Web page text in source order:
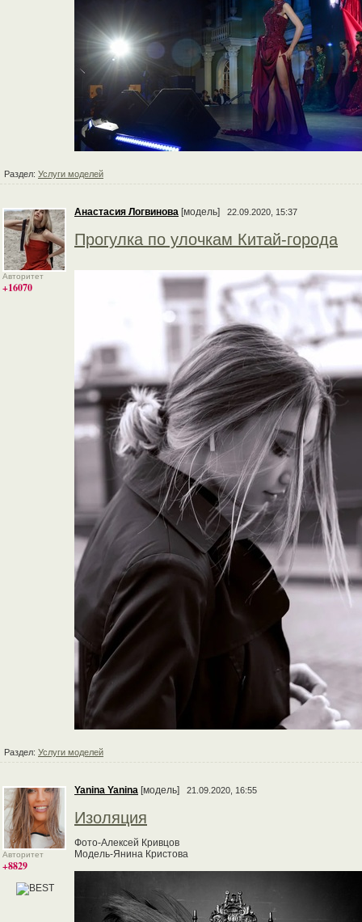
Раздел: Услуги моделей
Авторитет
+16070
Анастасия Логвинова [модель] 22.09.2020, 15:37
Прогулка по улочкам Китай-города
Раздел: Услуги моделей
Авторитет
+8829
Yanina Yanina [модель] 21.09.2020, 16:55
Изоляция
Фото-Алексей Кривцов
Модель-Янина Кристова